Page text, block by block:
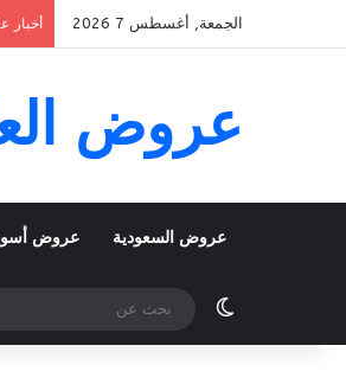
الجمعة, أغسطس 7 2026 أخبار
عروض
عروض السعودية عروض
الوضع المظلم